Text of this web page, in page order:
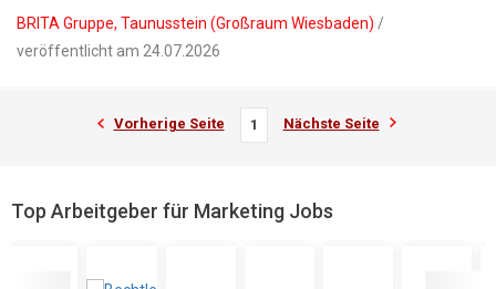
BRITA Gruppe, Taunusstein (Großraum Wiesbaden) /
veröffentlicht am 24.07.2026
Vorherige Seite 1 Nächste Seite
Top Arbeitgeber für Marketing Jobs